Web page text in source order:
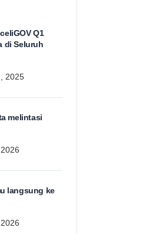
Q1
di Seluruh
2025
melintasi
langsung ke